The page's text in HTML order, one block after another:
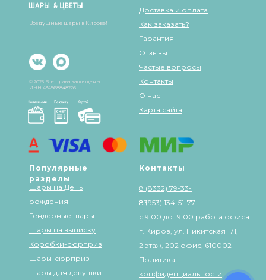
Доставка и оплата
Популярные
разделы
Шары на День
рождения
Контакты
© 2025 Все права защищены
Как заказать?
Гарантия
Отзывы
Частые вопросы
Контакты
О нас
Гендерные шары
Шары на выписку
Коробки-сюрприз
Шары-сюрприз
Шары для девушки
8 (8332) 79-33-
83
8 (953) 134-51-77
с 9:00 до 19:00 работа офиса
г. Киров, ул. Никитская 171,
2 этаж, 202 офис, 610002
ИНН 434568848226
Политика
конфиденциальности
Карта сайта
Воздушные шары в Кирове!